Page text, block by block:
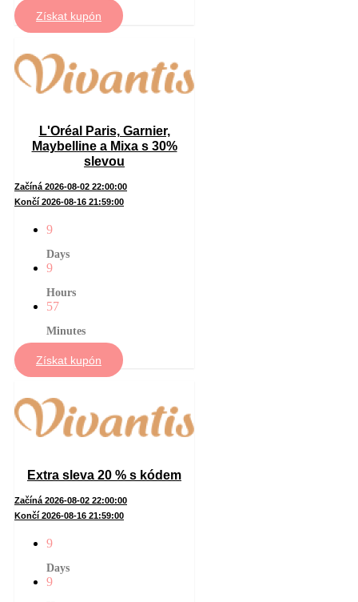
Získat kupón
L'Oréal Paris, Garnier,
Maybelline a Mixa s 30%
slevou
Začíná 2026-08-02 22:00:00
Končí 2026-08-16 21:59:00
9
Days
9
Hours
57
Minutes
Získat kupón
Extra sleva 20 % s kódem
Začíná 2026-08-02 22:00:00
Končí 2026-08-16 21:59:00
9
Days
9